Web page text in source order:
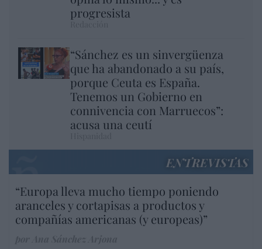
progresista
“Sánchez es un sinvergüenza
que ha abandonado a su país,
porque Ceuta es España.
Tenemos un Gobierno en
connivencia con Marruecos”:
acusa una ceutí
ENTREVISTAS
“Europa lleva mucho tiempo poniendo
aranceles y cortapisas a productos y
compañías americanas (y europeas)”